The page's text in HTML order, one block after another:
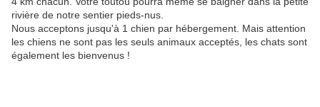
rivière de notre sentier pieds-nus.
Nous acceptons jusqu'à 1 chien par hébergement. Mais attention
les chiens ne sont pas les seuls animaux acceptés, les chats sont
également les bienvenus !